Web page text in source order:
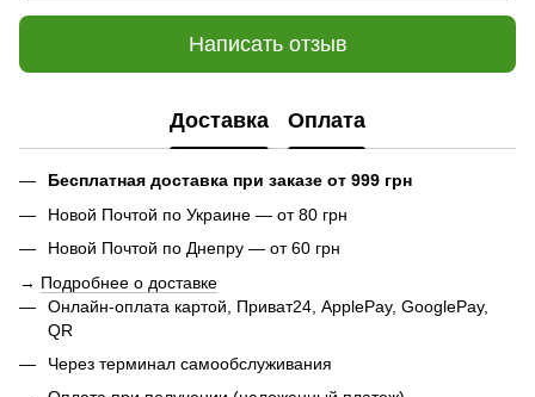
Написать отзыв
Доставка Оплата
Бесплатная доставка при заказе от 999 грн
Новой Почтой по Украине — от 80 грн
Новой Почтой по Днепру — от 60 грн
→ Подробнее о доставке
Онлайн-оплата картой, Приват24, ApplePay, GooglePay,
QR
Через терминал самообслуживания